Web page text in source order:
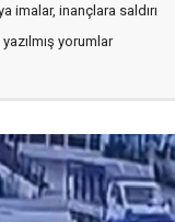
imalar, inançlara saldırı
yorumlar